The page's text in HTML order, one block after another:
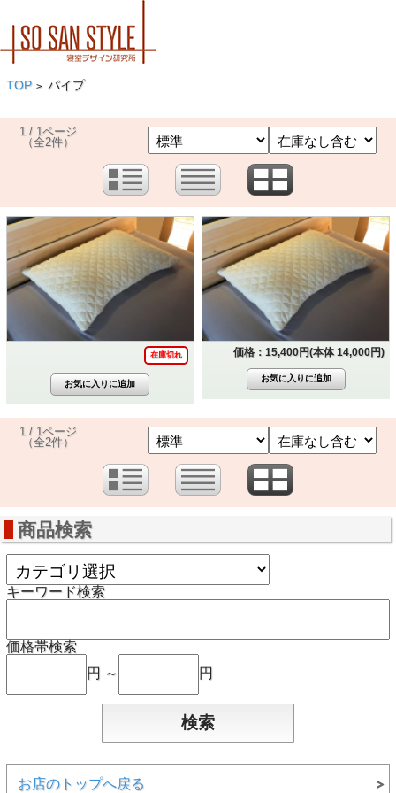
TOP > パイプ
1 / 1ページ
（全2件）
在庫切れ 価格：15,400円(本体 14,000円)
1 / 1ページ
（全2件）
商品検索
キーワード検索
価格帯検索
円 ～
円
お店のトップへ戻る